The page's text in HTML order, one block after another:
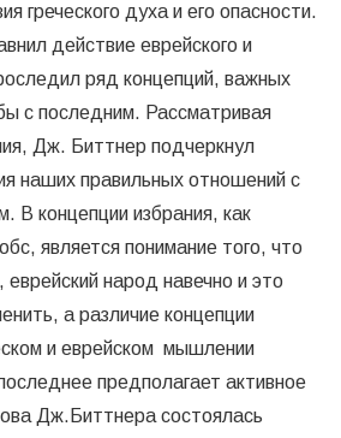
греческого духа и его опасности.
действие еврейского и
ряд концепций, важных
с последним. Рассматривая
Дж. Биттнер подчеркнул
наших правильных отношений с
В концепции избрания, как
является понимание того, что
еврейский народ навечно и это
а различие концепции
и еврейском мышлении
предполагает активное
Дж.Биттнера состоялась